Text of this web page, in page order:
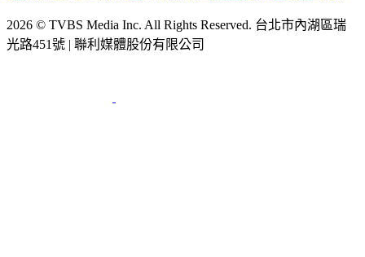
2026 © TVBS Media Inc. All Rights Reserved. 台北市內湖區瑞
光路451號 | 聯利媒體股份有限公司